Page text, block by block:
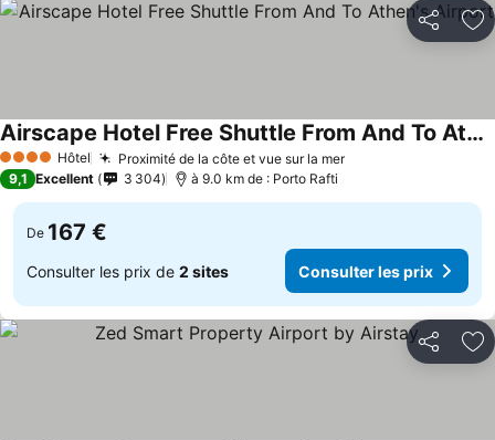
Partager
4 Étoiles Hôtel Proximité de la côte et vue sur la mer
Airscape Hotel Free Shuttle From And To Athen's Airport
9,1 Excellent 3 304 à 9.0 km de : Porto Rafti
De 167 €
Consulter les prix de 2 sites Consulter les prix
Partager